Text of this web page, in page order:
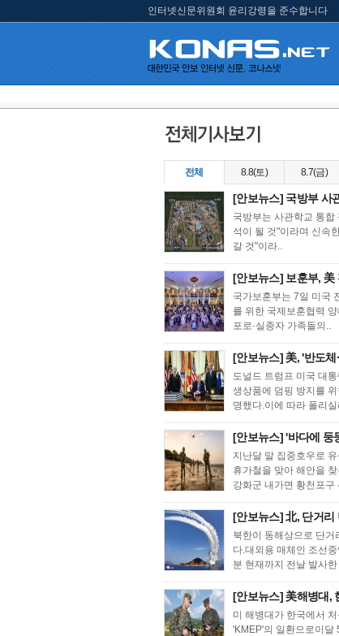
인터넷신문위원회 윤리강령을 준수합니다
전체 8.8(토) 8.7(금)
[안보뉴스] 국방부 사
국방부는 사관학교 통
석이 될 것"이라며 신속
갈 것"이라..
[안보뉴스] 보훈부, 美
국가보훈부는 7일 미국
를 위한 국제보훈협력
포로·실종자 가족들의..
[안보뉴스] 美, '반도체
도널드 트럼프 미국 대
생상품에 덤핑 방지를
명했다.이에 따라 폴리
[안보뉴스] '바다에 둥
지난달 말 집중호우로
휴가철을 맞아 해안을
강화군 내가면 황천포구
[안보뉴스] 北, 단거리
북한이 동해상으로 단
다.대외용 매체인 조선
분 현재까지 전날 발사
[안보뉴스] 美해병대,
미 해병대가 한국에서
'KMEP'의 일환으로이달